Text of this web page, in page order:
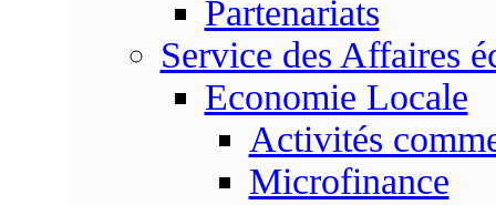
Partenariats
Service des Affaires
Economie Locale
Activités
Microfinance